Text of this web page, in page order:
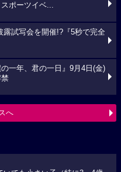
ポーツイベ...
露試写会を開催!?『5秒で完全
一年、君の一日』9月4日(金)
へ